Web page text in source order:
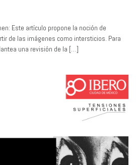
Este artículo propone la noción de
de las imágenes como intersticios. Para
una revisión de la […]